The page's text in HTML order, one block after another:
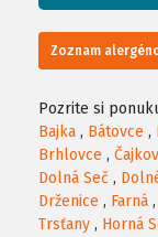
Zoznam
Pozrite si
Bajka , Bátovce ,
Brhlovce , Čajkov
Dolná Seč ,
Drženice , Farná ,
Trsťany , Horná